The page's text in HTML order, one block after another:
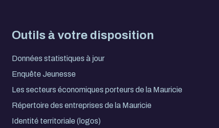
Outils à votre disposition
Données statistiques à jour
Enquête Jeunesse
Les secteurs économiques porteurs de la Mauricie
Répertoire des entreprises de la Mauricie
Identité territoriale (logos)